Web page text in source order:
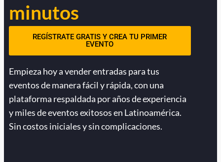
minutos
REGÍSTRATE GRATIS Y CREA TU PRIMER
EVENTO
Empieza hoy a vender entradas para tus
eventos de manera fácil y rápida, con una
plataforma respaldada por años de experiencia
y miles de eventos exitosos en Latinoamérica.
Sin costos iniciales y sin complicaciones.